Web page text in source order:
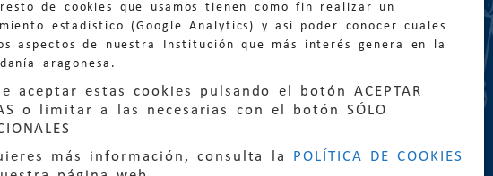
de cookies que usamos tienen como fin realizar un
estadístico (Google Analytics) y así poder conocer cuales
aspectos de nuestra Institución que más interés genera en la
aragonesa.
aceptar estas cookies pulsando el botón ACEPTAR
o limitar a las necesarias con el botón SÓLO
más información, consulta la
POLÍTICA DE COOKIES
Teléfonos:900 210 210/976 399 354
Datos| Declaración de accesibilidad|Perfil del